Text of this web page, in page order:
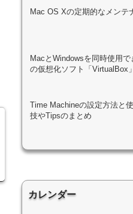
Mac OS Xの定期的なメンテ
MacとWindowsを同時使用で
の仮想化ソフト「VirtualBox
Time Machineの設定方法と
技やTipsのまとめ
カレンダー